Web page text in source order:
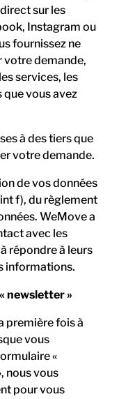
sur les
Instagram ou
fournissez ne
votre demande,
services, les
vous avez
à des tiers que
votre demande.
de vos données
f), du règlement
WeMove a
avec les
répondre à leurs
informations.
newsletter »
première fois à
vous
«
nous vous
pour vous